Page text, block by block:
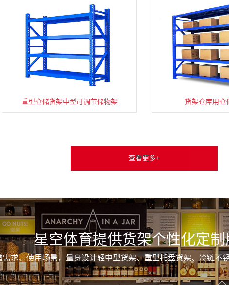
重型仓储货架中型可调节储物架 货架仓库用仓
查看更多+
星空体育提供货架个性化定制
求、使用场景，量身设计轻中型货架、重型托盘货架、冷链不